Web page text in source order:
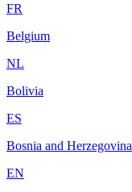
FR
Belgium
NL
Bolivia
ES
Bosnia and Herzegovina
EN